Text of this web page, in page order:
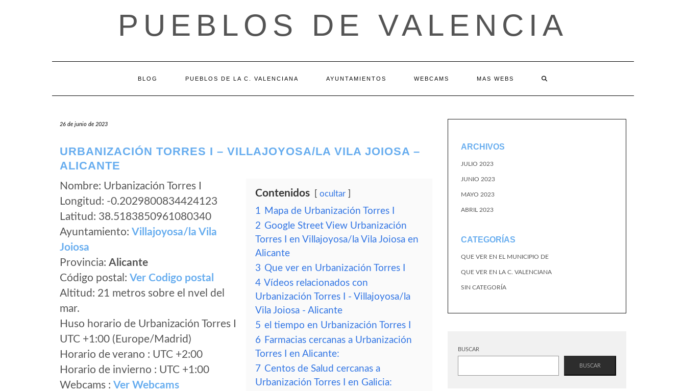
PUEBLOS DE VALENCIA
BLOG PUEBLOS DE LA C. VALENCIANA AYUNTAMIENTOS WEBCAMS MAS WEBS
26 de junio de 2023
URBANIZACIÓN TORRES I – VILLAJOYOSA/LA VILA JOIOSA –
ALICANTE
Nombre: Urbanización Torres I
Longitud: -0.2029800834424123
Latitud: 38.5183850961080340
Ayuntamiento: Villajoyosa/la Vila
Joiosa
Provincia: Alicante
Código postal: Ver Codigo postal
Altitud: 21 metros sobre el nvel del
mar.
Huso horario de Urbanización Torres I
UTC +1:00 (Europe/Madrid)
Horario de verano : UTC +2:00
Horario de invierno : UTC +1:00
Webcams : Ver Webcams
Contenidos ocultar
1 Mapa de Urbanización Torres I
2 Google Street View Urbanización
Torres I en Villajoyosa/la Vila Joiosa en
Alicante
3 Que ver en Urbanización Torres I
4 Vídeos relacionados con
Urbanización Torres I - Villajoyosa/la
Vila Joiosa - Alicante
5 el tiempo en Urbanización Torres I
6 Farmacias cercanas a Urbanización
Torres I en Alicante:
7 Centos de Salud cercanas a
Urbanización Torres I en Galicia:
ARCHIVOS
JULIO 2023
JUNIO 2023
MAYO 2023
ABRIL 2023
CATEGORÍAS
QUE VER EN EL MUNICIPIO DE
QUE VER EN LA C. VALENCIANA
SIN CATEGORÍA
BUSCAR
BUSCAR